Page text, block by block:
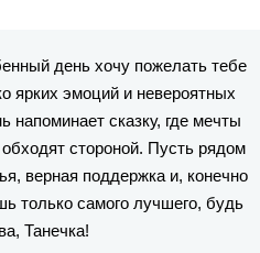
день хочу пожелать тебе
ярких эмоций и невероятных
напоминает сказку, где мечты
стороной. Пусть рядом
верная поддержка и, конечно
только самого лучшего, будь
Танечка!